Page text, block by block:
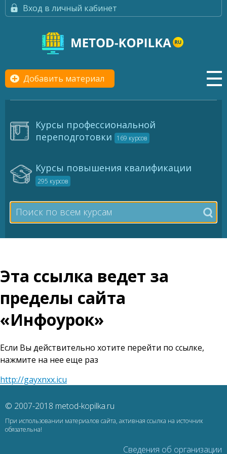
Вход в личный кабинет
Добавить материал
Курсы профессиональной
переподготовки
169 курсов
Курсы повышения квалификации
295 курсов
Эта ссылка ведет за
пределы сайта
«Инфоурок»
Если Вы действительно хотите перейти по ссылке,
нажмите на нее еще раз
http://gayxnxx.icu
© 2007-2018 metod-kopilka.ru
При использовании материалов сайта, активная ссылка на источник
обязательна!
Сведения об организации